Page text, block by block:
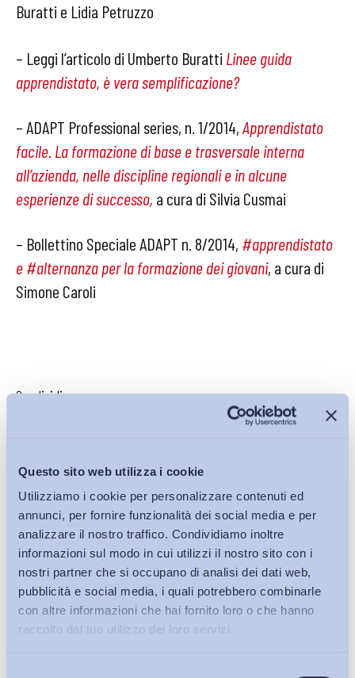
Questo sito web utilizza i cookie
Utilizziamo i cookie per personalizzare contenuti ed
annunci, per fornire funzionalità dei social media e per
analizzare il nostro traffico. Condividiamo inoltre
informazioni sul modo in cui utilizzi il nostro sito con i
nostri partner che si occupano di analisi dei dati web,
pubblicità e social media, i quali potrebbero combinarle
con altre informazioni che hai fornito loro o che hanno
raccolto dal tuo utilizzo dei loro servizi.
Buratti e Lidia Petruzzo
– Leggi l’articolo di Umberto Buratti Linee guida
apprendistato, è vera semplificazione?
– ADAPT Professional series, n. 1/2014,Apprendistato
facile. La formazione di base e trasversale interna
all’azienda, nelle discipline regionali e in alcune
esperienze di successo, a cura di Silvia Cusmai
– Bollettino Speciale ADAPT n. 8/2014, #apprendistato
e #alternanza per la formazione dei giovani, a cura di
Simone Caroli
Condividi su:
Iscriviti alla Newsletter